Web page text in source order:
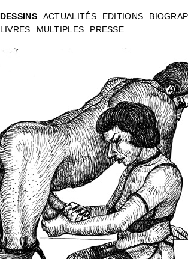
DESSINS
LIVRES
MULTIPLES PRESSE
ACTUALITÉS EDITIONS